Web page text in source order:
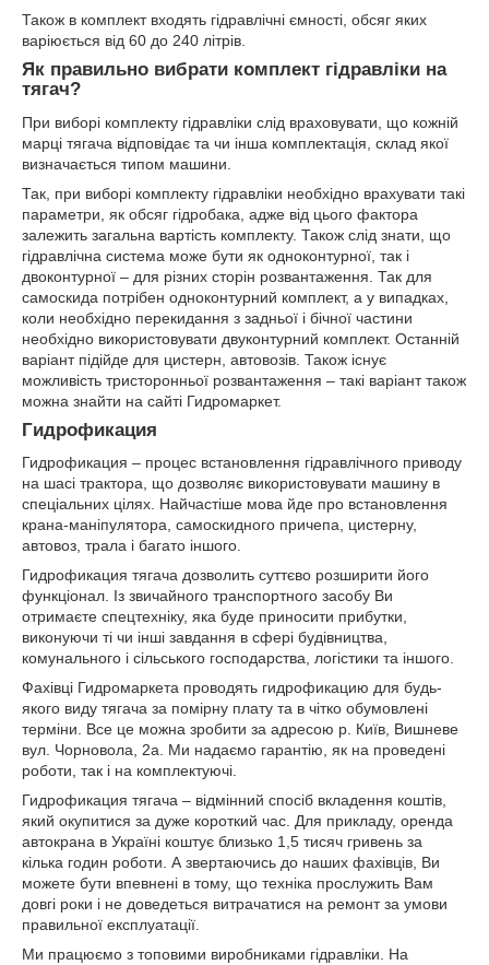
Також в комплект входять гідравлічні ємності, обсяг яких
варіюється від 60 до 240 літрів.
Як правильно вибрати комплект гідравліки на
тягач?
При виборі комплекту гідравліки слід враховувати, що кожній
марці тягача відповідає та чи інша комплектація, склад якої
визначається типом машини.
Так, при виборі комплекту гідравліки необхідно врахувати такі
параметри, як обсяг гідробака, адже від цього фактора
залежить загальна вартість комплекту. Також слід знати, що
гідравлічна система може бути як одноконтурної, так і
двоконтурної – для різних сторін розвантаження. Так для
самоскида потрібен одноконтурний комплект, а у випадках,
коли необхідно перекидання з задньої і бічної частини
необхідно використовувати двуконтурний комплект. Останній
варіант підійде для цистерн, автовозів. Також існує
можливість тристоронньої розвантаження – такі варіант також
можна знайти на сайті Гидромаркет.
Гидрофикация
Гидрофикация – процес встановлення гідравлічного приводу
на шасі трактора, що дозволяє використовувати машину в
спеціальних цілях. Найчастіше мова йде про встановлення
крана-маніпулятора, самоскидного причепа, цистерну,
автовоз, трала і багато іншого.
Гидрофикация тягача дозволить суттєво розширити його
функціонал. Із звичайного транспортного засобу Ви
отримаєте спецтехніку, яка буде приносити прибутки,
виконуючи ті чи інші завдання в сфері будівництва,
комунального і сільського господарства, логістики та іншого.
Фахівці Гидромаркета проводять гидрофикацию для будь-
якого виду тягача за помірну плату та в чітко обумовлені
терміни. Все це можна зробити за адресою р. Київ, Вишневе
вул. Чорновола, 2а. Ми надаємо гарантію, як на проведені
роботи, так і на комплектуючі.
Гидрофикация тягача – відмінний спосіб вкладення коштів,
який окупитися за дуже короткий час. Для прикладу, оренда
автокрана в Україні коштує близько 1,5 тисяч гривень за
кілька годин роботи. А звертаючись до наших фахівців, Ви
можете бути впевнені в тому, що техніка прослужить Вам
довгі роки і не доведеться витрачатися на ремонт за умови
правильної експлуатації.
Ми працюємо з топовими виробниками гідравліки. На